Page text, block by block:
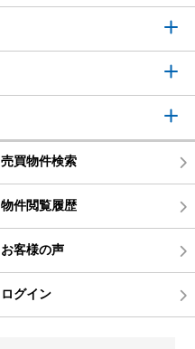
売買物件検索
物件閲覧履歴
お客様の声
ログイン